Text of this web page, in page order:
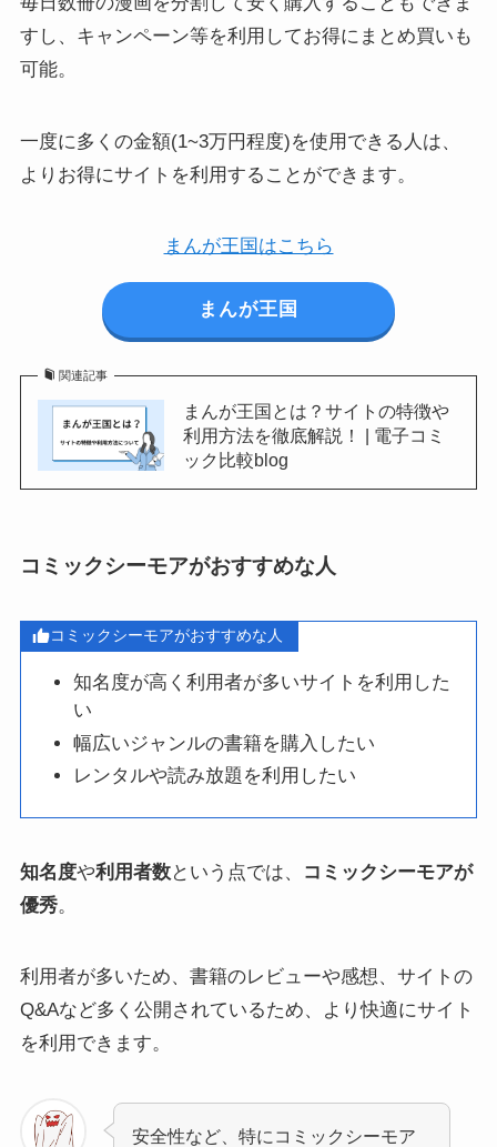
すし、キャンペーン等を利用してお得にまとめ買いも
可能。
一度に多くの金額(1~3万円程度)を使用できる人は、
よりお得にサイトを利用することができます。
まんが王国はこちら
まんが王国
関連記事
まんが王国とは？サイトの特徴や
利用方法を徹底解説！ | 電子コミ
ック比較blog
コミックシーモアがおすすめな人
コミックシーモアがおすすめな人
知名度が高く利用者が多いサイトを利用した
い
幅広いジャンルの書籍を購入したい
レンタルや読み放題を利用したい
知名度や利用者数という点では、
コミックシーモアが
優秀。
利用者が多いため、書籍のレビューや感想、サイトの
Q&Aなど多く公開されているため、より快適にサイト
を利用できます。
安全性など、特にコミックシーモア